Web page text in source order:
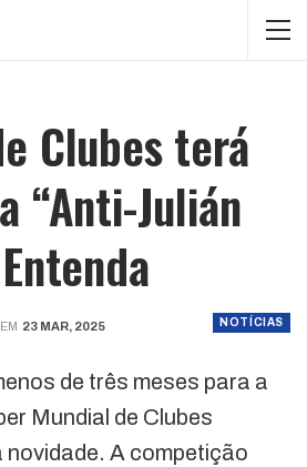
Clubes terá
“Anti-Julián
NOTÍCIAS
EM 23 MAR, 2025
de três meses para a
Mundial de Clubes
novidade. A competição